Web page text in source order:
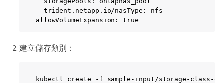
  trident.netapp.io/nasType: nfs
allowVolumeExpansion: true
建立儲存類別：
kubectl create -f sample-input/storage-class-